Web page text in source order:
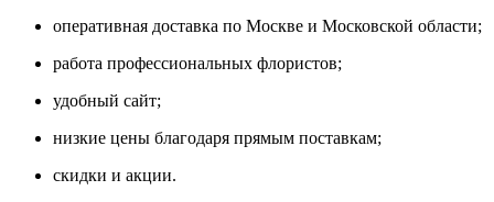
оперативная доставка по Москве и Московской области;
работа профессиональных флористов;
удобный сайт;
низкие цены благодаря прямым поставкам;
скидки и акции.